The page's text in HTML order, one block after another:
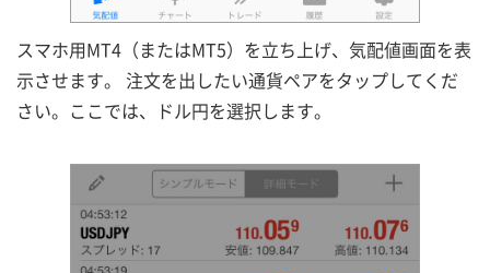
スマホ用MT4（またはMT5）を立ち上げ、気配値画面を表
示させます。 注文を出したい通貨ペアをタップしてくだ
さい。ここでは、ドル円を選択します。